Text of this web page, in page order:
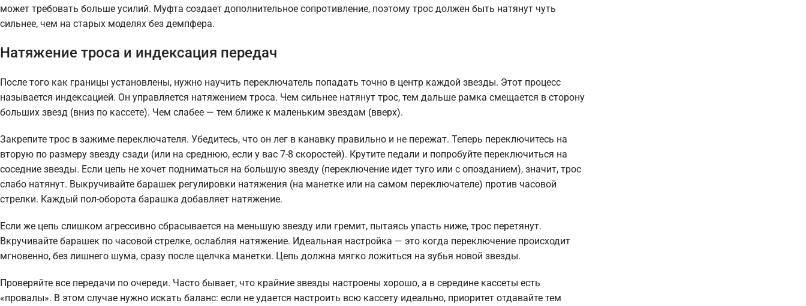
может требовать больше усилий. Муфта создает дополнительное сопротивление, поэтому трос должен быть натянут чуть
сильнее, чем на старых моделях без демпфера.
Натяжение троса и индексация передач
После того как границы установлены, нужно научить переключатель попадать точно в центр каждой звезды. Этот процесс
называется индексацией. Он управляется натяжением троса. Чем сильнее натянут трос, тем дальше рамка смещается в сторону
больших звезд (вниз по кассете). Чем слабее — тем ближе к маленьким звездам (вверх).
Закрепите трос в зажиме переключателя. Убедитесь, что он лег в канавку правильно и не пережат. Теперь переключитесь на
вторую по размеру звезду сзади (или на среднюю, если у вас 7-8 скоростей). Крутите педали и попробуйте переключиться на
соседние звезды. Если цепь не хочет подниматься на большую звезду (переключение идет туго или с опозданием), значит, трос
слабо натянут. Выкручивайте барашек регулировки натяжения (на манетке или на самом переключателе) против часовой
стрелки. Каждый пол-оборота барашка добавляет натяжение.
Если же цепь слишком агрессивно сбрасывается на меньшую звезду или гремит, пытаясь упасть ниже, трос перетянут.
Вкручивайте барашек по часовой стрелке, ослабляя натяжение. Идеальная настройка — это когда переключение происходит
мгновенно, без лишнего шума, сразу после щелчка манетки. Цепь должна мягко ложиться на зубья новой звезды.
Проверяйте все передачи по очереди. Часто бывает, что крайние звезды настроены хорошо, а в середине кассеты есть
«провалы». В этом случае нужно искать баланс: если не удается настроить всю кассету идеально, приоритет отдавайте тем